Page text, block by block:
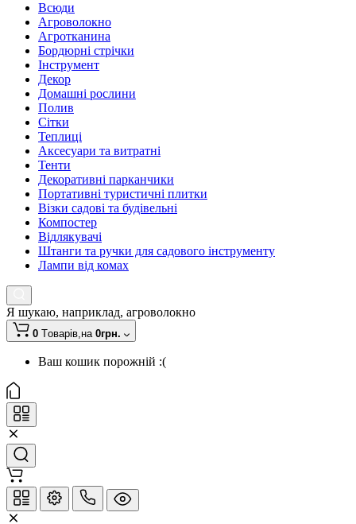
Всюди
Агроволокно
Агротканина
Бордюрні стрічки
Інструмент
Декор
Домашні рослини
Полив
Сітки
Теплиці
Аксесуари та витратні
Тенти
Декоративні парканчики
Портативні туристичні плитки
Візки садові та будівельні
Компостер
Відлякувачі
Штанги та ручки для садового інструменту
Лампи від комах
Я шукаю, наприклад, агроволокно
0 Tоварів,на 0грн.
Ваш кошик порожній :(